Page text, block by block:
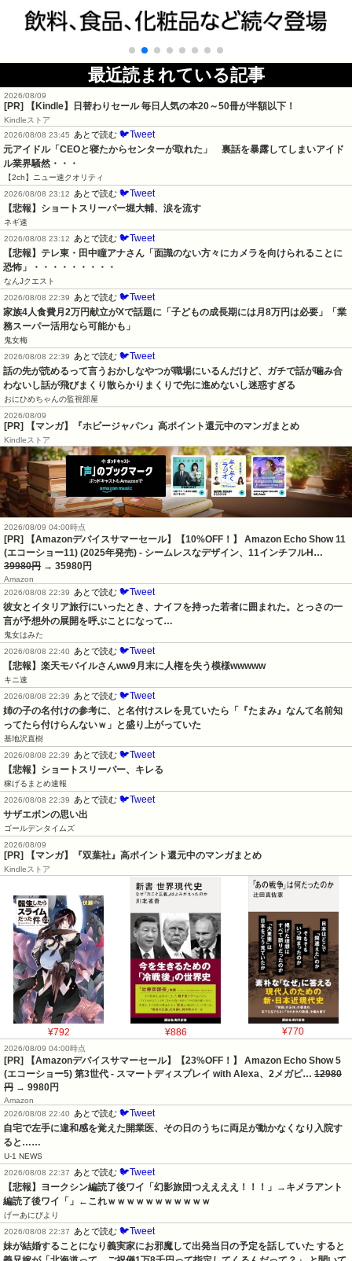
最近読まれている記事
2026/08/09
[PR] 【Kindle】日替わりセール 毎日人気の本20～50冊が半額以下！
Kindleストア
2026/08/08 23:45
あとで読む 🐦Tweet
元アイドル「CEOと寝たからセンターが取れた」　裏話を暴露してしまいアイド
ル業界騒然・・・
【2ch】ニュー速クオリティ
2026/08/08 23:12
あとで読む 🐦Tweet
【悲報】ショートスリーパー堀大輔、涙を流す
ネギ速
2026/08/08 23:12
あとで読む 🐦Tweet
【悲報】テレ東・田中瞳アナさん「面識のない方々にカメラを向けられることに
恐怖」・・・・・・・・・
なんJクエスト
2026/08/08 22:39
あとで読む 🐦Tweet
家族4人食費月2万円献立がXで話題に「子どもの成長期には月8万円は必要」「業
務スーパー活用なら可能かも」
鬼女梅
2026/08/08 22:39
あとで読む 🐦Tweet
話の先が読めるって言うおかしなやつが職場にいるんだけど、ガチで話が噛み合
わないし話が飛びまくり散らかりまくりで先に進めないし迷惑すぎる
おにひめちゃんの監視部屋
2026/08/09
[PR] 【マンガ】『ホビージャパン』高ポイント還元中のマンガまとめ
Kindleストア
2026/08/09 04:00時点
[PR] 【Amazonデバイスサマーセール】【10%OFF！】 Amazon Echo Show 11
(エコーショー11) (2025年発売) - シームレスなデザイン、11インチフルH…
39980円 → 35980円
Amazon
2026/08/08 22:39
あとで読む 🐦Tweet
彼女とイタリア旅行にいったとき、ナイフを持った若者に囲まれた。とっさの一
言が予想外の展開を呼ぶことになって…
鬼女はみた
2026/08/08 22:40
あとで読む 🐦Tweet
【悲報】楽天モバイルさんww9月末に人権を失う模様wwwww
キニ速
2026/08/08 22:39
あとで読む 🐦Tweet
姉の子の名付けの参考に、と名付けスレを見ていたら「『たまみ』なんて名前知
ってたら付けらんないｗ」と盛り上がっていた
基地沢直樹
2026/08/08 22:39
あとで読む 🐦Tweet
【悲報】ショートスリーパー、キレる
稼げるまとめ速報
2026/08/08 22:39
あとで読む 🐦Tweet
サザエボンの思い出
ゴールデンタイムズ
2026/08/09
[PR] 【マンガ】『双葉社』高ポイント還元中のマンガまとめ
Kindleストア
¥792 ¥886 ¥770
2026/08/09 04:00時点
[PR] 【Amazonデバイスサマーセール】【23%OFF！】 Amazon Echo Show 5
(エコーショー5) 第3世代 - スマートディスプレイ with Alexa、2メガピ… 12980
円 → 9980円
Amazon
2026/08/08 22:40
あとで読む 🐦Tweet
自宅で左手に違和感を覚えた開業医、その日のうちに両足が動かなくなり入院す
ると……
U-1 NEWS
2026/08/08 22:37
あとで読む 🐦Tweet
【悲報】ヨークシン編読了後ワイ「幻影旅団つええええ！！！」→キメラアント
編読了後ワイ「」←これｗｗｗｗｗｗｗｗｗｗｗ
げーあにびより
2026/08/08 22:37
あとで読む 🐦Tweet
妹が結婚することになり義実家にお邪魔して出発当日の予定を話していた すると